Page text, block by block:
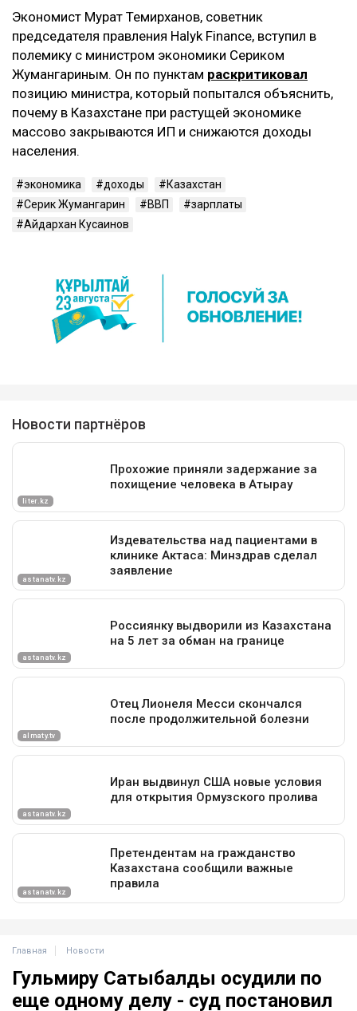
Экономист Мурат Темирханов, советник
председателя правления Halyk Finance, вступил в
полемику с министром экономики Сериком
Жумангариным. Он по пунктам раскритиковал
позицию министра, который попытался объяснить,
почему в Казахстане при растущей экономике
массово закрываются ИП и снижаются доходы
населения.
экономика доходы
Казахстан
Серик Жумангарин
ВВП
зарплаты
Айдархан Кусаинов
Главная Новости
Гульмиру Сатыбалды осудили по
еще одному делу - суд постановил